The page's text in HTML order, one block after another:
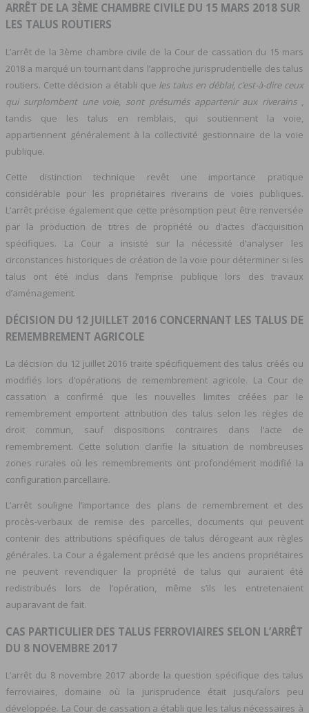
ARRÊT DE LA 3ÈME CHAMBRE CIVILE DU 15 MARS 2018 SUR
LES TALUS ROUTIERS
L’arrêt de la 3ème chambre civile de la Cour de cassation du 15 mars
2018 a marqué un tournant dans l’approche jurisprudentielle des talus
routiers. Cette décision a établi que les talus en déblai, c’est-à-dire ceux
qui surplombent une voie, sont présumés appartenir aux riverains
tandis que les talus en remblais, qui soutiennent la voie,
appartiennent généralement à la collectivité gestionnaire de la voie
publique.
Cette distinction technique revêt une importance pratique
considérable pour les propriétaires riverains de voies publiques.
L’arrêt précise également que cette présomption peut être renversée
par la production de titres de propriété ou d’actes d’acquisition
spécifiques. La Cour a insisté sur la nécessité d’analyser les
circonstances historiques de création de la voie pour déterminer si les
talus ont été inclus dans l’emprise publique lors des travaux
d’aménagement.
DÉCISION DU 12 JUILLET 2016 CONCERNANT LES TALUS DE
REMEMBREMENT AGRICOLE
La décision du 12 juillet 2016 traite spécifiquement des talus créés ou
modifiés lors d’opérations de remembrement agricole. La Cour de
cassation a confirmé que les nouvelles limites créées par le
remembrement emportent attribution des talus selon les règles de
droit commun, sauf dispositions contraires dans l’acte de
remembrement. Cette solution clarifie la situation de nombreuses
zones rurales où les remembrements ont profondément modifié la
configuration parcellaire.
L’arrêt souligne l’importance des plans de remembrement et des
procès-verbaux de remise des parcelles, documents qui peuvent
contenir des attributions spécifiques de talus dérogeant aux règles
générales. La Cour a également précisé que les anciens propriétaires
ne peuvent revendiquer la propriété de talus qui auraient été
redistribués lors de l’opération, même s’ils les entretenaient
auparavant de fait.
CAS PARTICULIER DES TALUS FERROVIAIRES SELON L’ARRÊT
DU 8 NOVEMBRE 2017
L’arrêt du 8 novembre 2017 aborde la question spécifique des talus
ferroviaires, domaine où la jurisprudence était jusqu’alors peu
développée. La Cour de cassation a établi que les talus nécessaires à